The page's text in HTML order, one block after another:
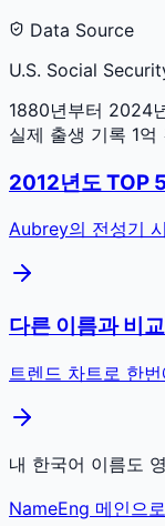
Data Source
U.S. Social
1880년부터 2024
실제 출생 기록 1억
2012년도 TOP
Aubrey의 전성기
다른 이름과 비교
트렌드 차트로 한
내 한국어 이름도
NameEng 메인으